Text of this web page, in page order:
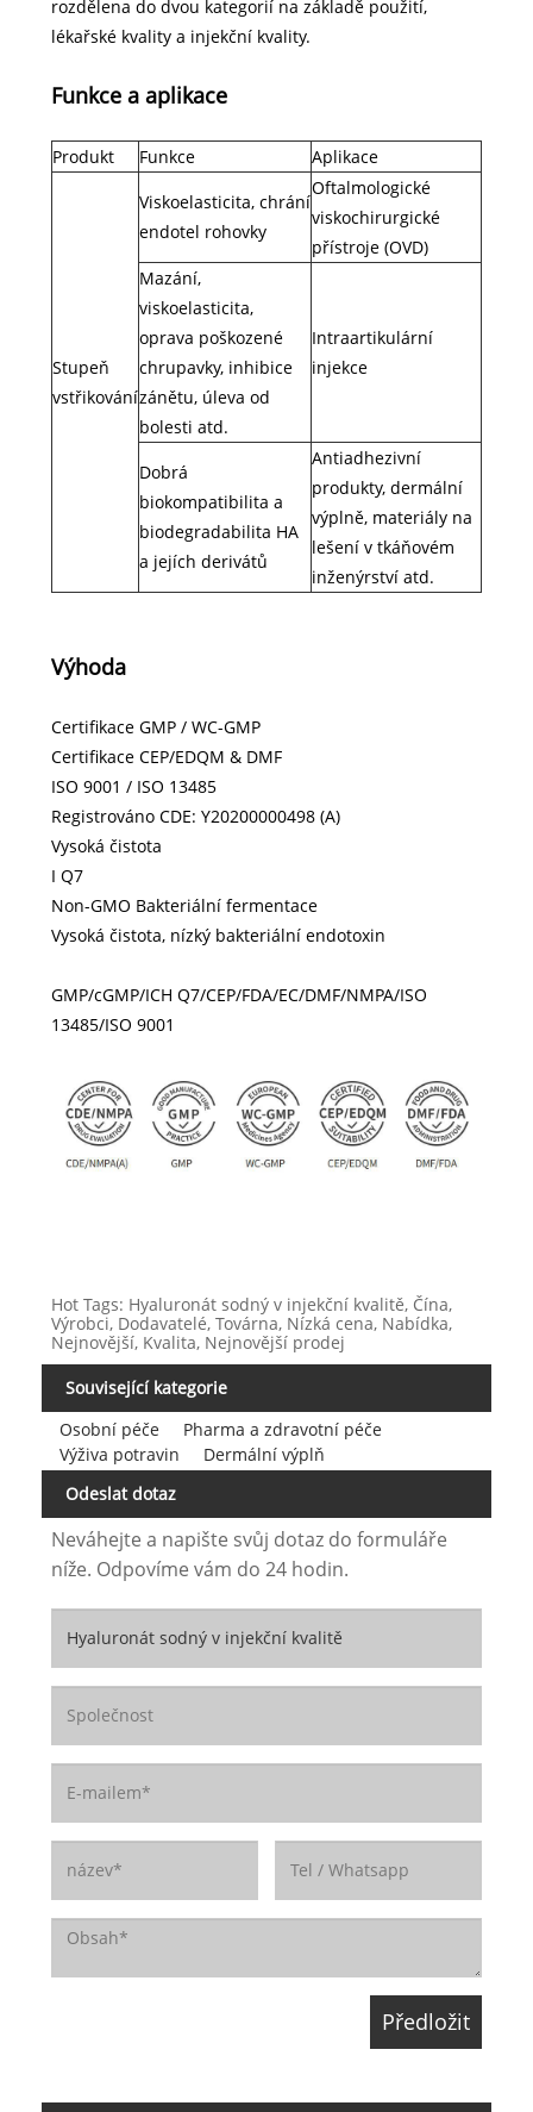
rozdělena do dvou kategorií na základě použití,
lékařské kvality a injekční kvality.
Funkce a aplikace
Produkt Funkce Aplikace
Stupeň
vstřikování
Viskoelasticita, chrání
endotel rohovky
Oftalmologické
viskochirurgické
přístroje (OVD)
Mazání,
viskoelasticita,
oprava poškozené
chrupavky, inhibice
zánětu, úleva od
bolesti atd.
Intraartikulární
injekce
Dobrá
biokompatibilita a
biodegradabilita HA
a jejích derivátů
Antiadhezivní
produkty, dermální
výplně, materiály na
lešení v tkáňovém
inženýrství atd.
Výhoda
Certifikace GMP / WC-GMP
Certifikace CEP/EDQM & DMF
ISO 9001 / ISO 13485
Registrováno CDE: Y20200000498 (A)
Vysoká čistota
I Q7
Non-GMO Bakteriální fermentace
Vysoká čistota, nízký bakteriální endotoxin
GMP/cGMP/ICH Q7/CEP/FDA/EC/DMF/NMPA/ISO
13485/ISO 9001
Hot Tags: Hyaluronát sodný v injekční kvalitě, Čína,
Výrobci, Dodavatelé, Továrna, Nízká cena, Nabídka,
Nejnovější, Kvalita, Nejnovější prodej
Související kategorie
Osobní péče
Pharma a zdravotní péče
Výživa potravin
Dermální výplň
Odeslat dotaz
Neváhejte a napište svůj dotaz do formuláře
níže. Odpovíme vám do 24 hodin.